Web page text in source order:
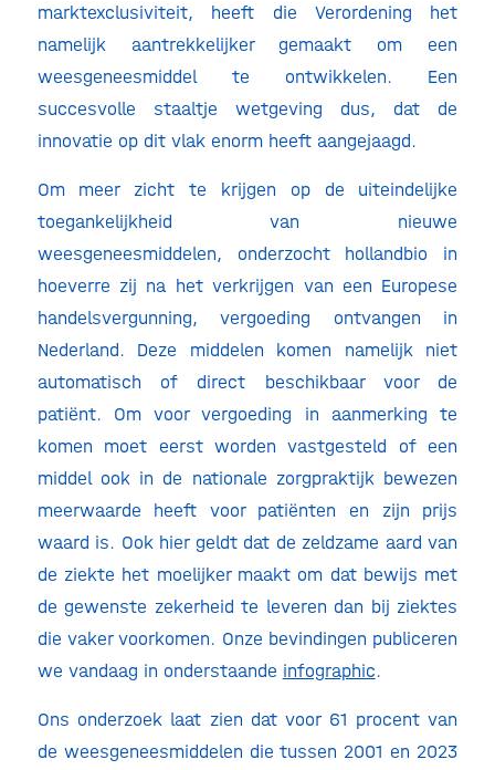
marktexclusiviteit, heeft die Verordening het
namelijk aantrekkelijker gemaakt om een
weesgeneesmiddel te ontwikkelen. Een
succesvolle staaltje wetgeving dus, dat de
innovatie op dit vlak enorm heeft aangejaagd.
Om meer zicht te krijgen op de uiteindelijke
toegankelijkheid van nieuwe
weesgeneesmiddelen, onderzocht hollandbio in
hoeverre zij na het verkrijgen van een Europese
handelsvergunning, vergoeding ontvangen in
Nederland. Deze middelen komen namelijk niet
automatisch of direct beschikbaar voor de
patiënt. Om voor vergoeding in aanmerking te
komen moet eerst worden vastgesteld of een
middel ook in de nationale zorgpraktijk bewezen
meerwaarde heeft voor patiënten en zijn prijs
waard is. Ook hier geldt dat de zeldzame aard van
de ziekte het moelijker maakt om dat bewijs met
de gewenste zekerheid te leveren dan bij ziektes
die vaker voorkomen. Onze bevindingen publiceren
we vandaag in onderstaande infographic.
Ons onderzoek laat zien dat voor 61 procent van
de weesgeneesmiddelen die tussen 2001 en 2023